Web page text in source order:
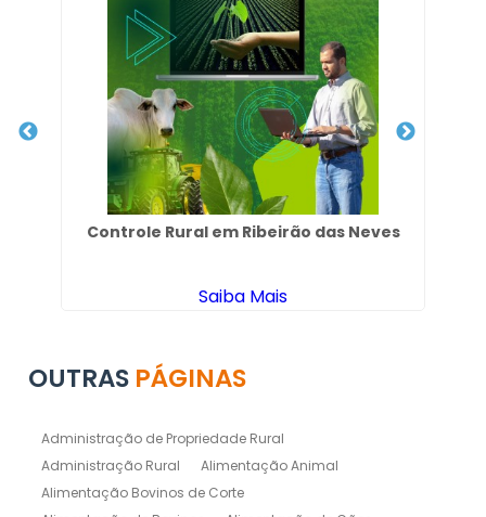
Controle Rural em Ribeirão das Neves
Saiba Mais
OUTRAS PÁGINAS
Administração de Propriedade Rural
Administração Rural
Alimentação Animal
Alimentação Bovinos de Corte